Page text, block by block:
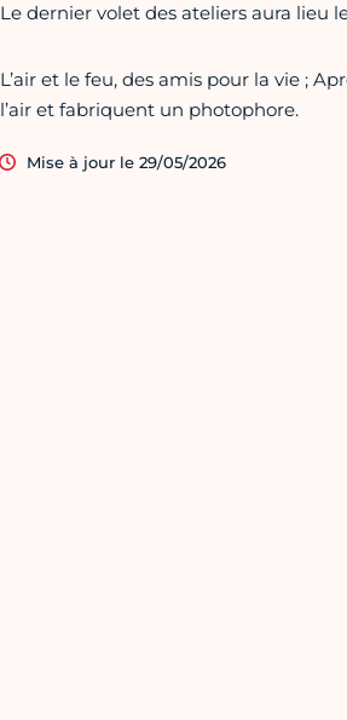
Le dernier volet des ateliers aura lieu
L’air et le feu, des amis pour la vie ;
l’air et fabriquent un photophore.
Mise à jour le 29/05/2026